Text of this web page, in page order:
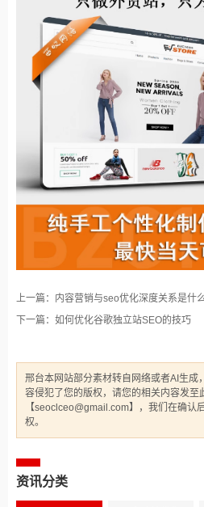
上一篇：内容营销与seo优化深度关系是什么
下一篇：如何优化谷歌独立站SEO的技巧‌
邢台本网站部分素材转自网络或者AI生成
容侵犯了您的版权，请您的相关内容发至
【seoclceo@gmail.com】，我们在确认
权。
资讯分类